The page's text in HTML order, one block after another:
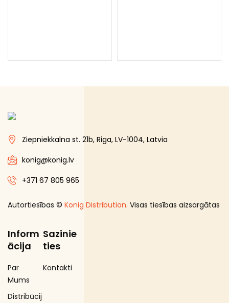
Ziepniekkalna st. 21b, Riga, LV-1004, Latvia
konig@konig.lv
+371 67 805 965
Autortiesības © Konig Distribution. Visas tiesības aizsargātas
Inform
ācija
Par
Mums
Distribūcij
Sazinie
ties
Kontakti